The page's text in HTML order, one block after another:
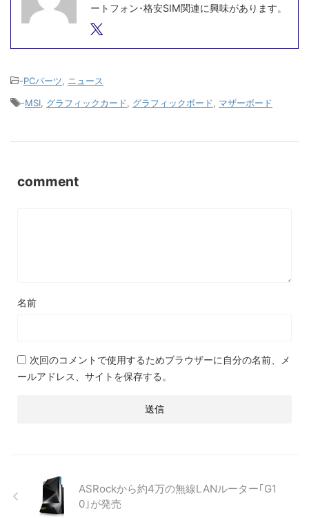
ートフォン･格安SIM関連に興味があります。
-PCパーツ
ニュース
-MSI グラフィックカード グラフィックボード マザーボード
comment
名前
次回のコメントで使用するためブラウザーに自分の名前、メ
ールアドレス、サイトを保存する。
ASRockから約4万の無線LANルーター｢G1
0｣が発売